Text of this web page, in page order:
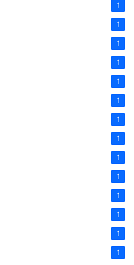
1
1
1
1
1
1
1
1
1
1
1
1
1
1